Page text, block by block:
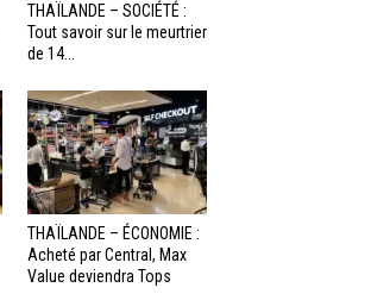
THAÏLANDE – SOCIÉTÉ :
Tout savoir sur le meurtrier
de 14...
THAÏLANDE – ÉCONOMIE :
Acheté par Central, Max
Value deviendra Tops